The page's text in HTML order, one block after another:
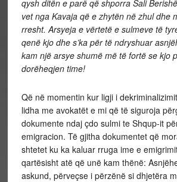
qysh ditën e parë që shporra Sali
vet nga Kavaja që e zhytën në zhul dhe
rresht. Arsyeja e vërtetë e sulmeve të
qenë kjo dhe s’ka për të ndryshuar
kam një arsye shumë më të fortë se kjo
dorëheqjen time!
Që në momentin kur ligji i
lidha me avokatët e mi që të siguroja
dokumente ndaj çdo sulmi te Shqup-it
emigracion. Të gjitha dokumentet që
shtetet ku ka kaluar rruga ime e
qartësisht atë që unë kam thënë:
askund, përveçse i përzënë si dhjetëra